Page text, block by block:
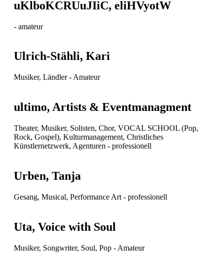
uKlboKCRUuJIiC, eliHVyotW
- amateur
Ulrich-Stähli, Kari
Musiker, Ländler - Amateur
ultimo, Artists & Eventmanagment
Theater, Musiker, Solisten, Chor, VOCAL SCHOOL (Pop,
Rock, Gospel), Kulturmanagement, Christliches
Künstlernetzwerk, Agenturen - professionell
Urben, Tanja
Gesang, Musical, Performance Art - professionell
Uta, Voice with Soul
Musiker, Songwriter, Soul, Pop - Amateur